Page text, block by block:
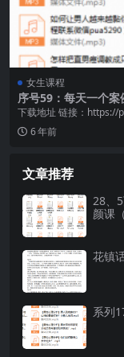
女生课程
序号59：每天一个案
教你实用的好男人调
下载地址 链接：https://
com/s/1McS5-tT...
6 年前
文章推荐
28、
颜课
花镇
系列